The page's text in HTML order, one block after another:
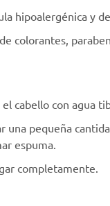
hipoalergénica y
colorantes,
cabello con agua
una pequeña
espuma.
completamente.